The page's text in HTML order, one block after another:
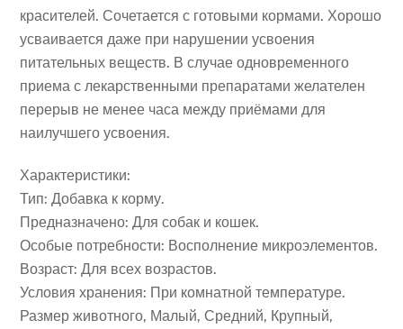
красителей. Сочетается с готовыми кормами. Хорошо
усваивается даже при нарушении усвоения
питательных веществ. В случае одновременного
приема с лекарственными препаратами желателен
перерыв не менее часа между приёмами для
наилучшего усвоения.
Характеристики:
Тип: Добавка к корму.
Предназначено: Для собак и кошек.
Особые потребности: Восполнение микроэлементов.
Возраст: Для всех возрастов.
Условия хранения: При комнатной температуре.
Размер животного, Малый, Средний, Крупный,